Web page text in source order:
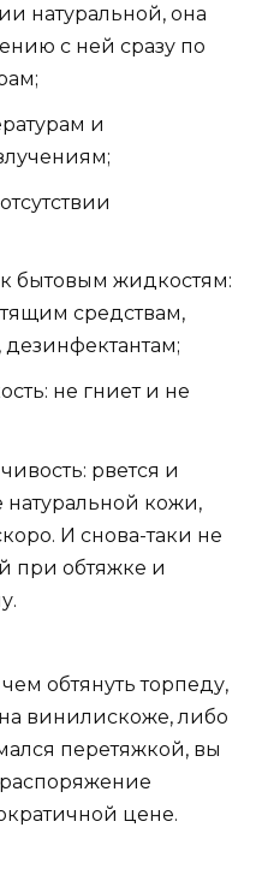
натуральной, она
с ней сразу по
и
бытовым жидкостям:
средствам,
не гниет и не
рвется и
натуральной кожи,
И снова-таки не
при обтяжке и
обтянуть торпеду,
винилискоже, либо
перетяжкой, вы
цене.